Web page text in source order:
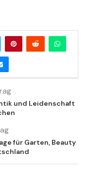
und Leidenschaft
für Garten, Beauty